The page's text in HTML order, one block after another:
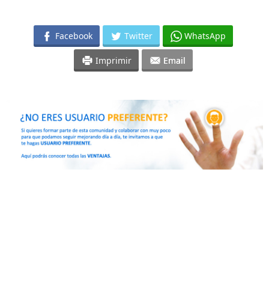
Facebook Twitter WhatsApp
Imprimir Email